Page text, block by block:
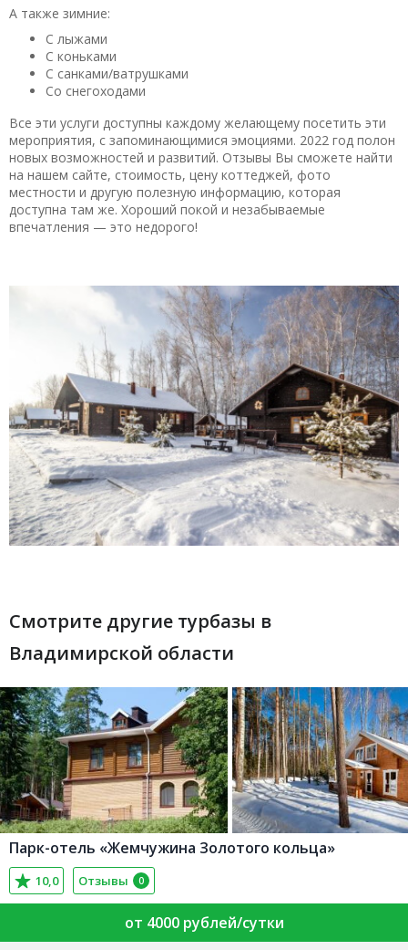
А также зимние:
С лыжами
С коньками
С санками/ватрушками
Со снегоходами
Все эти услуги доступны каждому желающему посетить эти
мероприятия, с запоминающимися эмоциями. 2022 год полон
новых возможностей и развитий. Отзывы Вы сможете найти
на нашем сайте, стоимость, цену коттеджей, фото
местности и другую полезную информацию, которая
доступна там же. Хороший покой и незабываемые
впечатления — это недорого!
Смотрите другие турбазы в
Владимирской области
Парк-отель «Жемчужина Золотого кольца»
10,0 Отзывы 0
от 4000 рублей/сутки